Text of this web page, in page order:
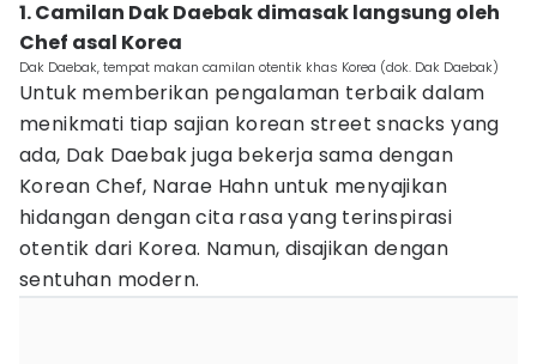
1. Camilan Dak Daebak dimasak langsung oleh
Chef asal Korea
Dak Daebak, tempat makan camilan otentik khas Korea (dok. Dak Daebak)
Untuk memberikan pengalaman terbaik dalam
menikmati tiap sajian korean street snacks yang
ada, Dak Daebak juga bekerja sama dengan
Korean Chef, Narae Hahn untuk menyajikan
hidangan dengan cita rasa yang terinspirasi
otentik dari Korea. Namun, disajikan dengan
sentuhan modern.